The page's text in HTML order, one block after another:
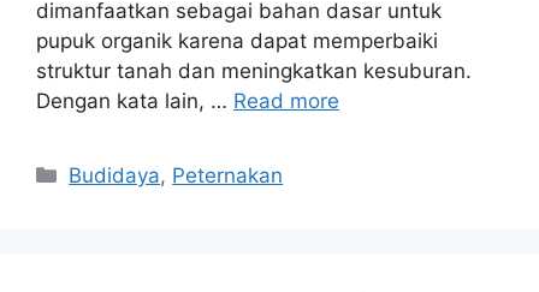
dimanfaatkan sebagai bahan dasar untuk
pupuk organik karena dapat memperbaiki
struktur tanah dan meningkatkan kesuburan.
Dengan kata lain, … Read more
Categories
Budidaya, Peternakan